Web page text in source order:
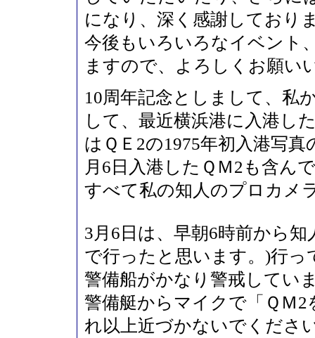
になり、深く感謝しており
今後もいろいろなイベント
ますので、よろしくお願い
10周年記念としまして、私
して、最近横浜港に入港し
はＱＥ2の1975年初入港写
月6日入港したＱＭ2も含ん
すべて私の知人のプロカメ
3月6日は、早朝6時前から
で行ったと思います。)行っ
警備船がかなり警戒してい
警備艇からマイクで「ＱＭ
れ以上近づかないでくださ